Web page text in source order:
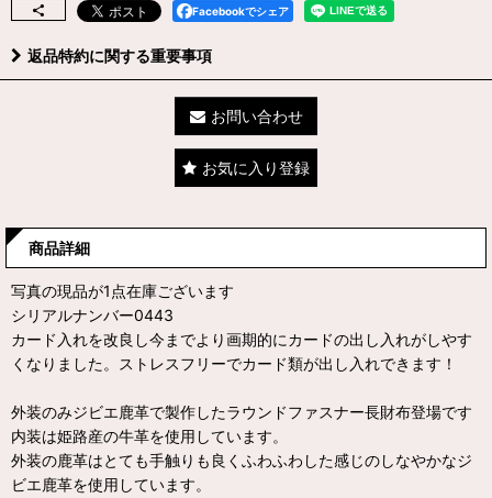
Facebookでシェア
返品特約に関する重要事項
お問い合わせ
お気に入り登録
商品詳細
写真の現品が1点在庫ございます
シリアルナンバー0443
カード入れを改良し今までより画期的にカードの出し入れがしやす
くなりました。ストレスフリーでカード類が出し入れできます！
外装のみジビエ鹿革で製作したラウンドファスナー長財布登場です
内装は姫路産の牛革を使用しています。
外装の鹿革はとても手触りも良くふわふわした感じのしなやかなジ
ビエ鹿革を使用しています。